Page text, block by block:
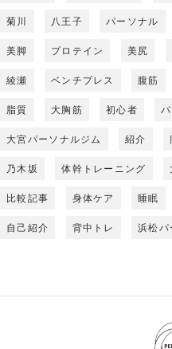
菊川 八王子 パーソナル
美脚 プロテイン 美尻
綾瀬 ベンチプレス 腹筋
脂質 大胸筋 初心者
大宮パーソナルジム 紹介
乃木坂 体幹トレーニング
比較記事 身体ケア 睡眠
自己紹介 背中トレ 浜松パ